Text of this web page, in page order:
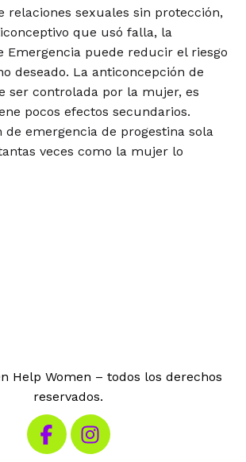
relaciones sexuales sin protección,
que usó falla, la
Emergencia puede reducir el riesgo
deseado. La anticoncepción de
ser controlada por la mujer, es
pocos efectos secundarios.
de emergencia de progestina sola
veces como la mujer lo
Help Women – todos los derechos
reservados.
Visita nuestro Facebook
Visita nuestro Instagram